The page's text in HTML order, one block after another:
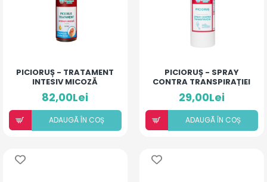
PICIORUȘ - TRATAMENT
INTESIV MICOZĂ
82,00Lei
ADAUGÃ ÎN COȘ
PICIORUȘ - SPRAY
CONTRA TRANSPIRAȚIEI
29,00Lei
ADAUGÃ ÎN COȘ